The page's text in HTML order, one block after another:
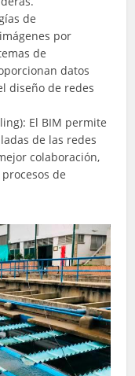
de
por
de
datos
diseño de redes
El BIM permite
de las redes
colaboración,
de